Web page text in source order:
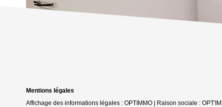
Mentions légales
Affichage des informations légales : OPTIMMO | Raison sociale :